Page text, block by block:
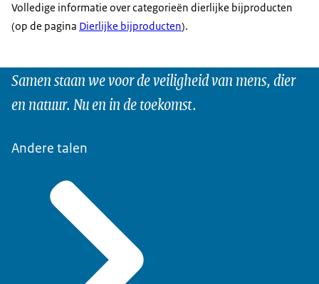
Volledige informatie over categorieën dierlijke bijproducten
(op de pagina Dierlijke bijproducten).
Samen staan we voor de veiligheid van mens, dier
en natuur. Nu en in de toekomst.
Andere talen